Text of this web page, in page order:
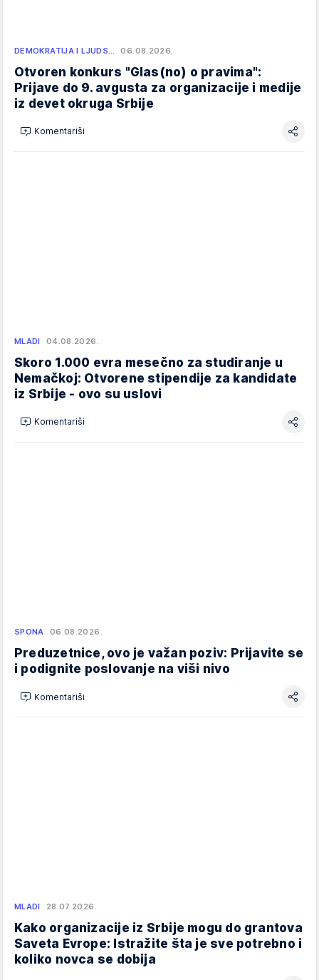
DEMOKRATIJA I LJUDS… 06.08.2026.
Otvoren konkurs "Glas(no) o pravima":
Prijave do 9. avgusta za organizacije i medije
iz devet okruga Srbije
Komentariši
MLADI 04.08.2026.
Skoro 1.000 evra mesečno za studiranje u
Nemačkoj: Otvorene stipendije za kandidate
iz Srbije - ovo su uslovi
Komentariši
SPONA 06.08.2026.
Preduzetnice, ovo je važan poziv: Prijavite se
i podignite poslovanje na viši nivo
Komentariši
MLADI 28.07.2026.
Kako organizacije iz Srbije mogu do grantova
Saveta Evrope: Istražite šta je sve potrebno i
koliko novca se dobija